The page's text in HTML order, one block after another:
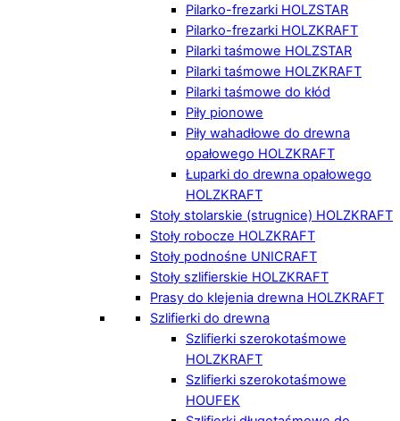
Pilarko-frezarki HOLZSTAR
Pilarko-frezarki HOLZKRAFT
Pilarki taśmowe HOLZSTAR
Pilarki taśmowe HOLZKRAFT
Pilarki taśmowe do kłód
Piły pionowe
Piły wahadłowe do drewna
opałowego HOLZKRAFT
Łuparki do drewna opałowego
HOLZKRAFT
Stoły stolarskie (strugnice) HOLZKRAFT
Stoły robocze HOLZKRAFT
Stoły podnośne UNICRAFT
Stoły szlifierskie HOLZKRAFT
Prasy do klejenia drewna HOLZKRAFT
Szlifierki do drewna
Szlifierki szerokotaśmowe
HOLZKRAFT
Szlifierki szerokotaśmowe
HOUFEK